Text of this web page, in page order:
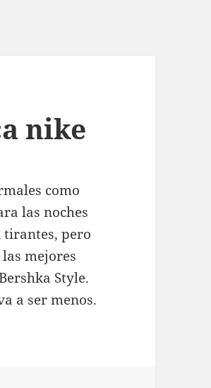
nike
como
las noches
tirantes, pero
mejores
Style.
a ser menos.